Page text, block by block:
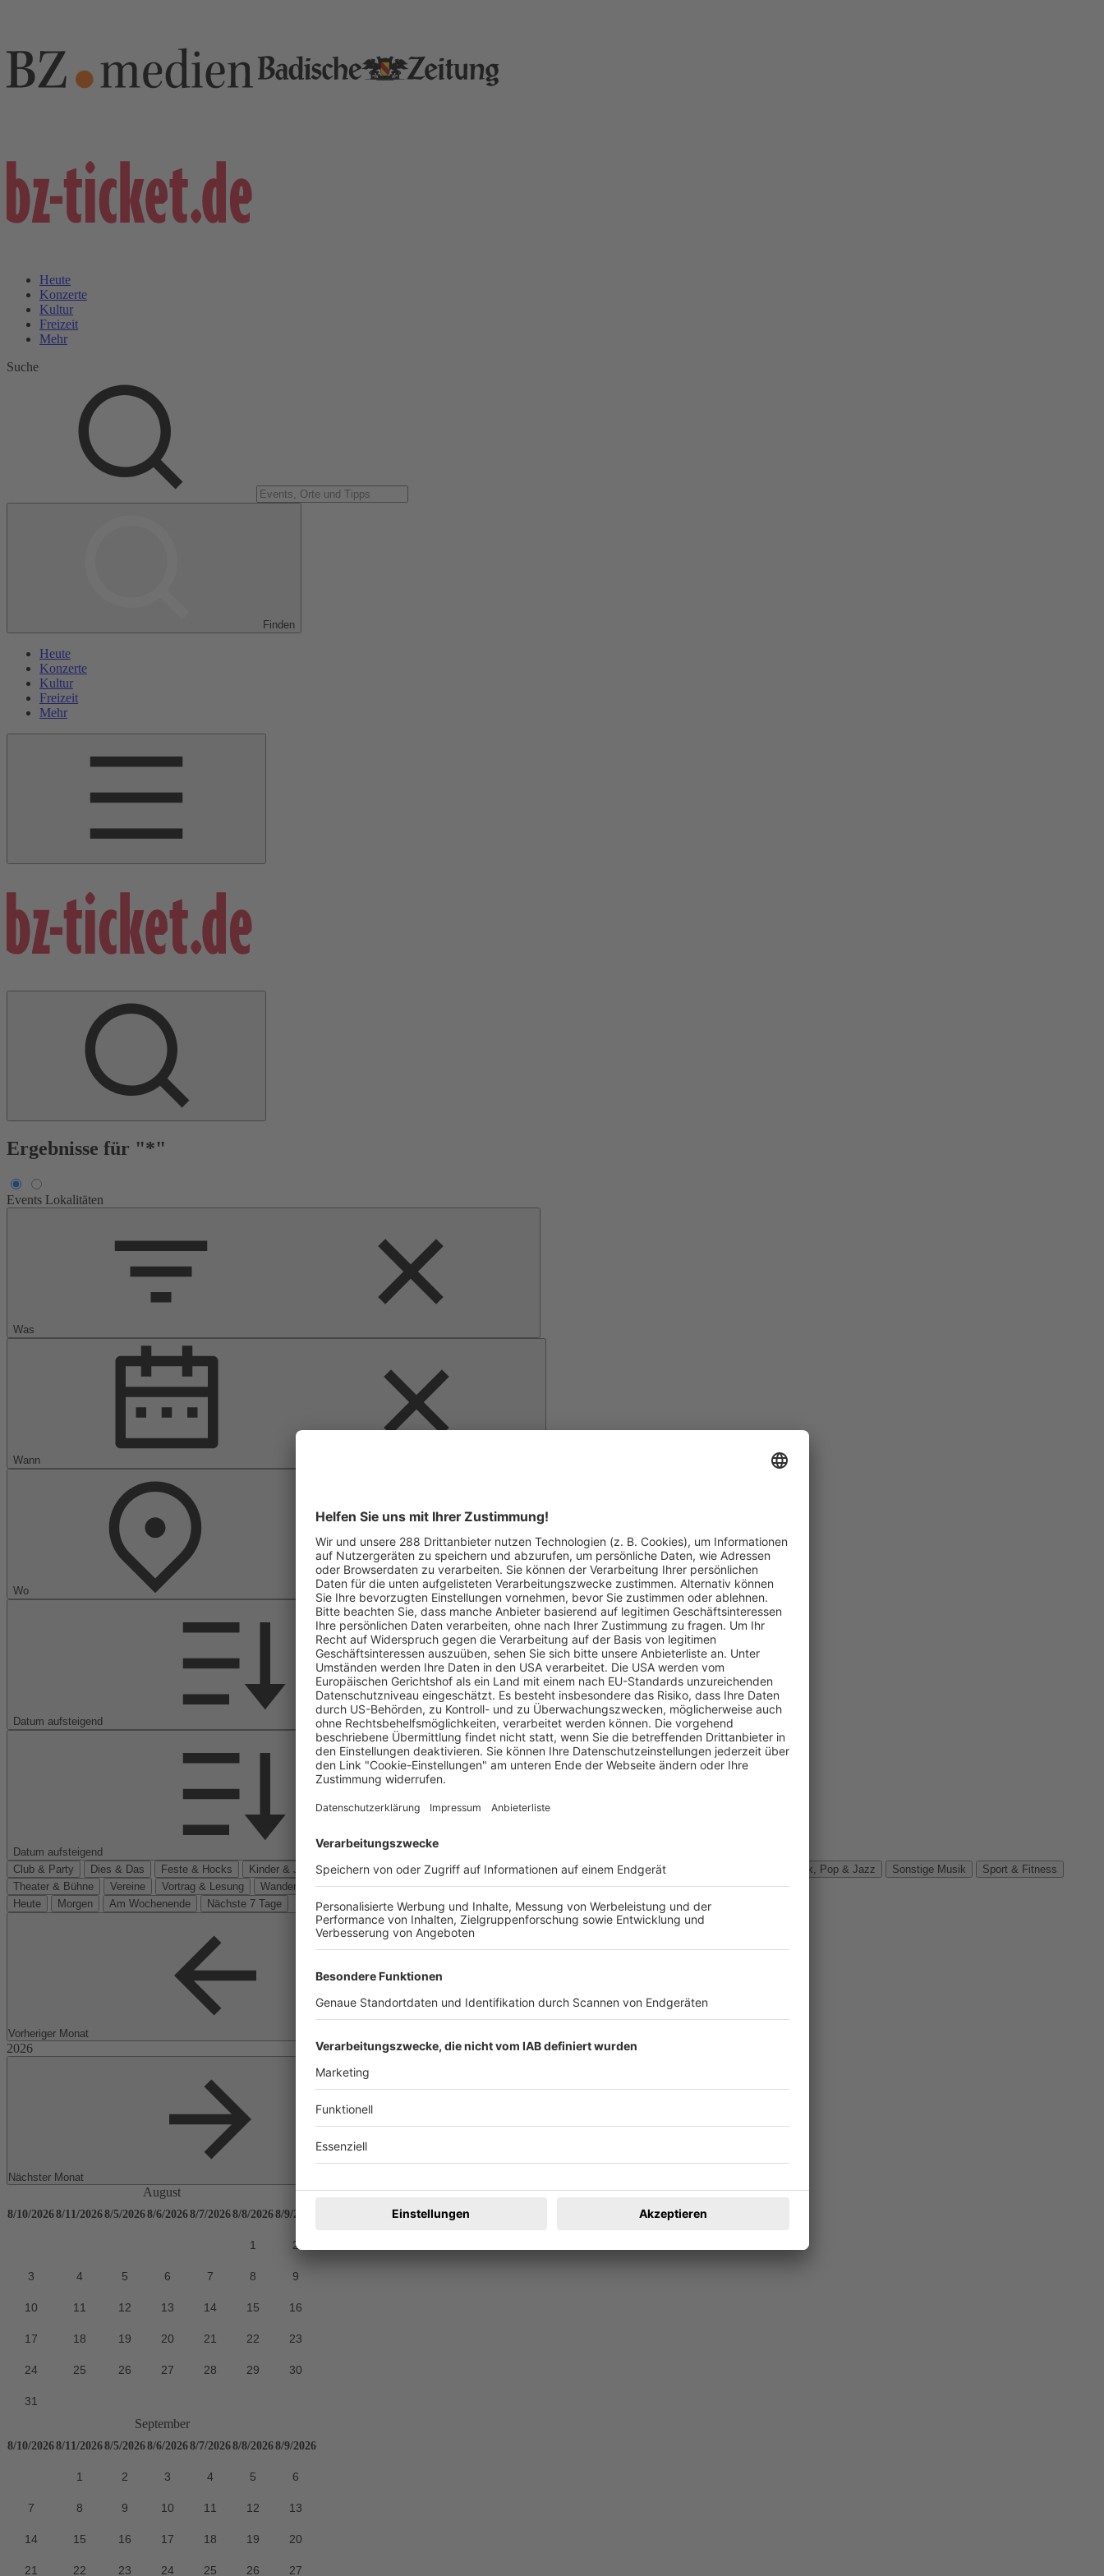
Heute
Konzerte
Kultur
Freizeit
Mehr
Suche
Finden
Heute
Konzerte
Kultur
Freizeit
Mehr
Ergebnisse für "*"
Events Lokalitäten
Was
Wann
Wo
Datum aufsteigend
Datum aufsteigend
Club & Party
Dies & Das Feste & Hocks Kinder & Jugend Kino Klassik Kunst & Museen Märkte & Messen Narretei Rock, Pop & Jazz Sonstige Musik
Sport & Fitness
Theater & Bühne
Vereine Vortrag & Lesung
Wanderungen
Heute
Morgen Am Wochenende Nächste 7 Tage
Vorheriger Monat
Nächster Monat